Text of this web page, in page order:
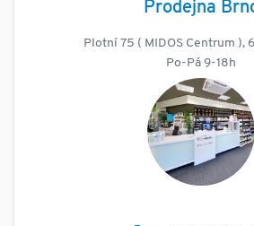
Prodejna
Plotní 75 ( MIDOS Centrum ),
Po-Pá 9-18h